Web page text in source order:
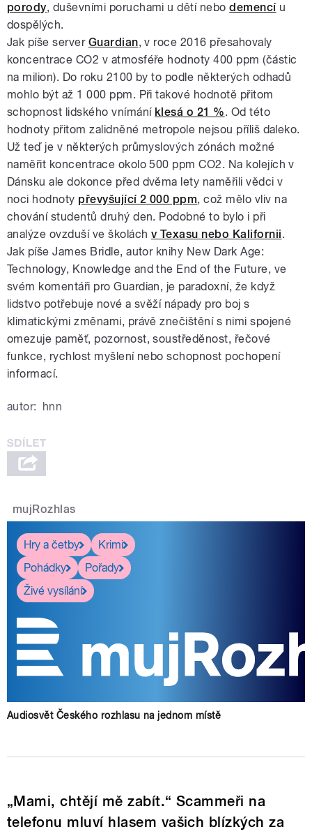
porody, duševními poruchami u dětí nebodemencíu
dospělých.
Jak píše server Guardian, v roce 2016 přesahovaly
koncentrace CO2 v atmosféře hodnoty 400 ppm (částic
na milion). Do roku 2100 by to podle některých odhadů
mohlo být až 1 000 ppm. Při takové hodnotě přitom
schopnost lidského vnímání klesá o 21 %. Od této
hodnoty přitom zalidněné metropole nejsou příliš daleko.
Už teď je v některých průmyslových zónách možné
naměřit koncentrace okolo 500 ppm CO2. Na kolejích v
Dánsku ale dokonce před dvěma lety naměřili vědci v
noci hodnoty převyšující 2 000 ppm, což mělo vliv na
chování studentů druhý den. Podobné to bylo i při
analýze ovzduší ve školách v Texasu nebo Kalifornii.
Jak píše James Bridle, autor knihy New Dark Age:
Technology, Knowledge and the End of the Future, ve
svém komentáři pro Guardian, je paradoxní, že když
lidstvo potřebuje nové a svěží nápady pro boj s
klimatickými změnami, právě znečištění s nimi spojené
omezuje paměť, pozornost, soustředěnost, řečové
funkce, rychlost myšlení nebo schopnost pochopení
informací.
autor: hnn
mujRozhlas
Hry a četby
Krimi
Pohádky
Pořady
Živé vysílání
Audiosvět Českého rozhlasu na jednom místě
„Mami, chtějí mě zabít.“ Scammeři na
telefonu mluví hlasem vašich blízkých za